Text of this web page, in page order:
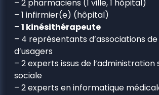
– 2 pharmaciens (1 ville, 1 hôpital)
– 1 infirmier(e) (hôpital)
– 1 kinésithérapeute
– 4 représentants d’associations
d’usagers
– 2 experts issus de
sociale
– 2 experts en informatique